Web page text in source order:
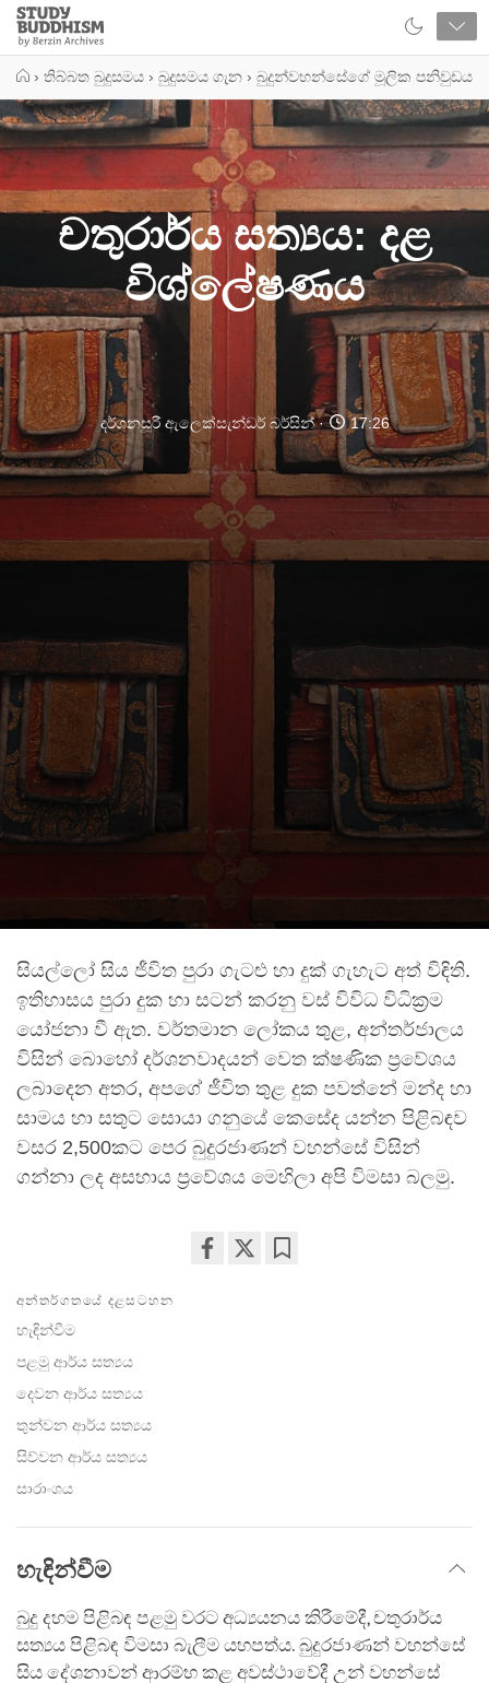
Close
Study
Buddhism
› තිබ්බත බුදුසමය › බුදුසමය ගැන › බුදුන්වහන්සේගේ මූලික පනිවුඩය
චතුරාර්ය සත්‍යය: දළ
විශ්ලේෂණය
දර්ශනසූරී ඇලෙක්සැන්ඩර් බර්සින් 17:26
සියල්ලෝ සිය ජීවිත පුරා ගැටළු හා දුක් ගැහැට අත් විඳිති.
ඉතිහාසය පුරා දුක හා සටන් කරනු වස් විවිධ විධික්‍රම
යෝජනා වී ඇත. වර්තමාන ලෝකය තුළ, අන්තර්ජාලය
විසින් බොහෝ දර්ශනවාදයන් වෙත ක්ෂණික ප්‍රවේශය
ලබාදෙන අතර, අපගේ ජීවිත තුළ දුක පවත්නේ මන්ද හා
සාමය හා සතුට සොයා ගනුයේ කෙසේද යන්න පිළිබඳව
වසර 2,500කට පෙර බුදුරජාණන් වහන්සේ විසින්
ගන්නා ලද අසහාය ප්‍රවේශය මෙහිලා අපි විමසා බලමු.
අන්තර්ගතයේ දළසටහන
හැඳින්වීම
පළමු ආර්ය සත්‍යය
දෙවන ආර්ය සත්‍යය
තුන්වන ආර්ය සත්‍යය
සිව්වන ආර්ය සත්‍යය
සාරාංශය
හැඳින්වීම
බුදු දහම පිළිබඳ පළමු වරට අධ්‍යයනය කිරීමේදී, චතුරාර්ය
සත්‍යය පිළිබඳ විමසා බැලීම යහපත්ය. බුදුරජාණන් වහන්සේ
සිය දේශනාවන් ආරම්භ කළ අවස්ථාවේදී උන් වහන්සේ